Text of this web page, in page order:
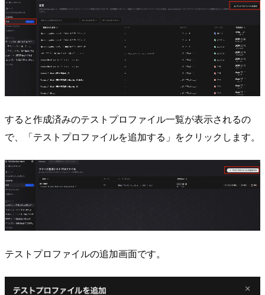
すると作成済みのテストプロファイル一覧が表示されるの
で、「テストプロファイルを追加する」をクリックします。
テストプロファイルの追加画面です。